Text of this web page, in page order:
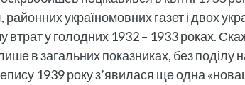
україномовних газет і двох
втрат у голодних 1932 – 1933 роках.
в загальних показниках, без
1939 року з’явилася ще одна